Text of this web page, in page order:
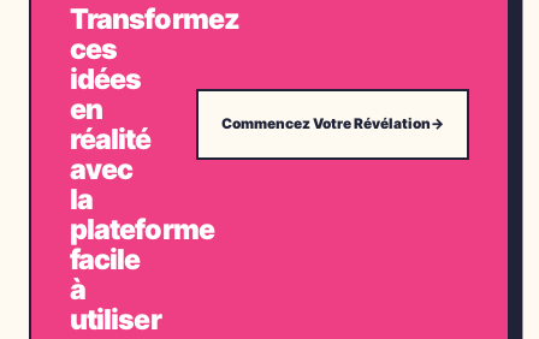
Transformez
ces
idées
en
réalité
avec
la
plateforme
facile
à
utiliser
Commencez Votre Révélation→